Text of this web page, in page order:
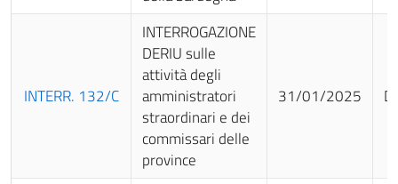
INTERR. 132/C
INTERROGAZIONE
DERIU sulle
attività degli
amministratori
straordinari e dei
commissari delle
province
31/01/2025